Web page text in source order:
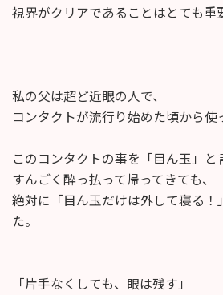
視界がクリアであることはとても重
私の父は超ど近眼の人で、
コンタクトが流行り始めた頃から使
このコンタクトの事を「目ん玉」と
すんごく酔っ払って帰ってきても、
絶対に「目ん玉だけは外して寝る！
た。
「片手なくしても、眼は残す」